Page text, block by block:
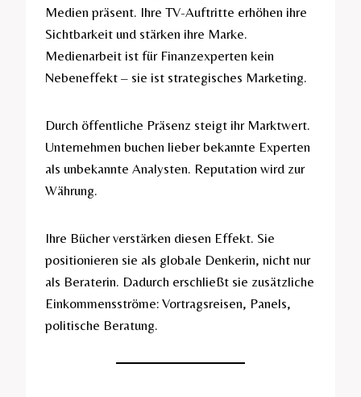
Medien präsent. Ihre TV-Auftritte erhöhen ihre
Sichtbarkeit und stärken ihre Marke.
Medienarbeit ist für Finanzexperten kein
Nebeneffekt – sie ist strategisches Marketing.
Durch öffentliche Präsenz steigt ihr Marktwert.
Unternehmen buchen lieber bekannte Experten
als unbekannte Analysten. Reputation wird zur
Währung.
Ihre Bücher verstärken diesen Effekt. Sie
positionieren sie als globale Denkerin, nicht nur
als Beraterin. Dadurch erschließt sie zusätzliche
Einkommensströme: Vortragsreisen, Panels,
politische Beratung.